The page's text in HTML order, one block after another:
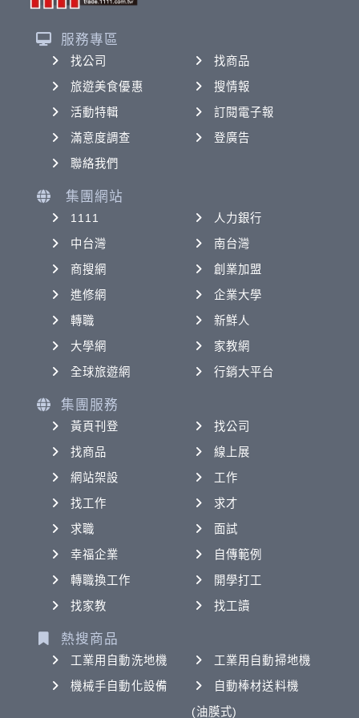
服務專區
找公司
找商品
旅遊美食優惠
搜情報
活動特輯
訂閱電子報
滿意度調查
登廣告
聯絡我們
集團網站
1111
人力銀行
中台灣
南台灣
商搜網
創業加盟
進修網
企業大學
轉職
新鮮人
大學網
家教網
全球旅遊網
行銷大平台
集團服務
黃頁刊登
找公司
找商品
線上展
網站架設
工作
找工作
求才
求職
面試
幸福企業
自傳範例
轉職換工作
開學打工
找家教
找工讀
熱搜商品
工業用自動洗地機
工業用自動掃地機
機械手自動化設備
自動棒材送料機
(油膜式)